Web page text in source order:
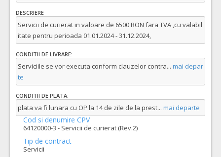
DESCRIERE
Servicii de curierat in valoare de 6500 RON fara TVA ,cu valabil
itate pentru perioada 01.01.2024 - 31.12.2024,
CONDITII DE LIVRARE:
Serviciile se vor executa conform clauzelor contra... mai depar
te
CONDITII DE PLATA:
plata va fi lunara cu OP la 14 de zile de la prest... mai departe
Cod si denumire CPV
64120000-3 - Servicii de curierat (Rev.2)
Tip de contract
Servicii